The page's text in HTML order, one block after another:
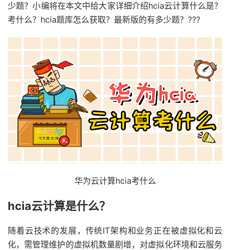
少题？小编将在本文中给大家详细介绍hcia云计算什么是？
考什么？hcia题库怎么获取？最新版的有多少题？???
华为云计算hcia考什么
hcia云计算是什么？
随着云技术的发展，传统IT架构和业务正在被虚拟化和云
化，需管理维护的虚拟机数量剧增，对虚拟化环境和云服务